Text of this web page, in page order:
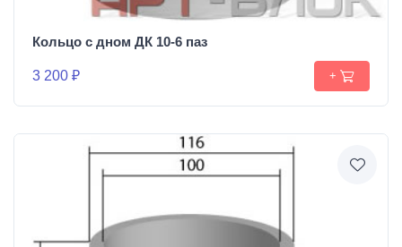
Кольцо с дном ДК 10-6 паз
3 200 ₽ +